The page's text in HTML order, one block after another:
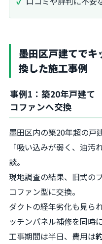
墨田区戸建てでキ
換した施工事例
事例1：築20年戸建
コファンへ交換
墨田区内の築20年超の戸
「吸い込みが弱く、油
談。
現地調査の結果、旧式の
コファン型に交換。
ダクトの経年劣化も見ら
ッチンパネル補修を同時
工事期間は半日、費用は